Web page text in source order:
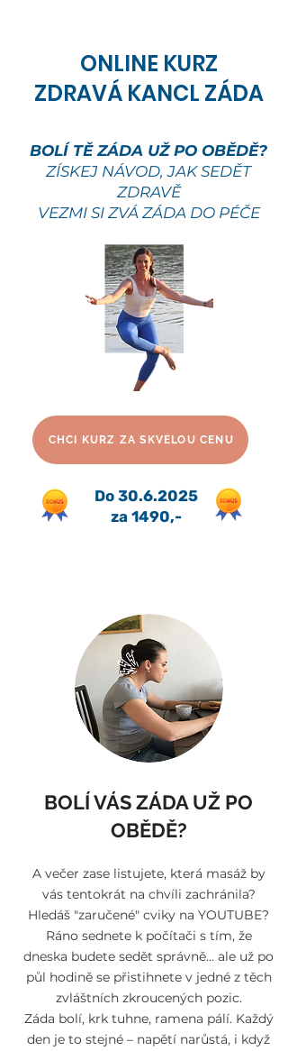
ONLINE KURZ
ZDRAVÁ KANCL ZÁDA
BOLÍ TĚ ZÁDA UŽ PO OBĚDĚ?
ZÍSKEJ NÁVOD, JAK SEDĚT
ZDRAVĚ
VEZMI SI ZVÁ ZÁDA DO PÉČE
CHCI KURZ ZA SKVĚLOU CENU
Do 30.6.2025
za 1490,-
BOLÍ VÁS ZÁDA UŽ PO
OBĚDĚ?
A večer zase listujete, která masáž by
vás tentokrát na chvíli zachránila?
Hledáš "zaručené" cviky na YOUTUBE?
Ráno sednete k počítači s tím, že
dneska budete sedět správně… ale už po
půl hodině se přistihnete v jedné z těch
zvláštních zkroucených pozic.
Záda bolí, krk tuhne, ramena pálí. Každý
den je to stejné – napětí narůstá, i když